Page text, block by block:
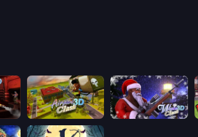
Airport Clash 3D Winter Clash 3D